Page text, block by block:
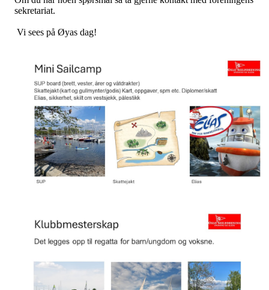
sekretariat.
Vi sees på Øyas dag!